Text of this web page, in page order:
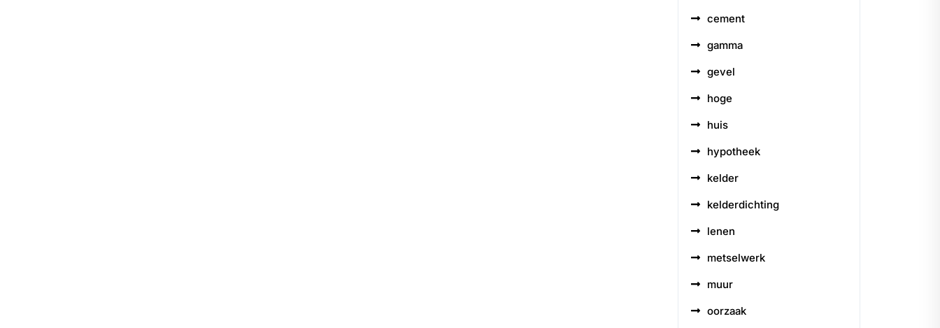
cement
gamma
gevel
hoge
huis
hypotheek
kelder
kelderdichting
lenen
metselwerk
muur
oorzaak